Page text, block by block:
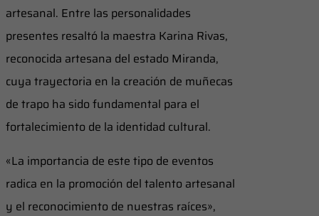
artesanal. Entre las personalidades
presentes resaltó la maestra Karina Rivas,
reconocida artesana del estado Miranda,
cuya trayectoria en la creación de muñecas
de trapo ha sido fundamental para el
fortalecimiento de la identidad cultural.
«La importancia de este tipo de eventos
radica en la promoción del talento artesanal
y el reconocimiento de nuestras raíces»,